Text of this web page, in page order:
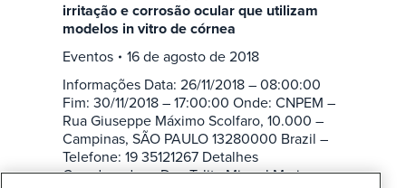
irritação e corrosão ocular que utilizam
modelos in vitro de córnea
Eventos
16 de agosto de 2018
Informações Data: 26/11/2018 – 08:00:00
Fim: 30/11/2018 – 17:00:00 Onde: CNPEM –
Rua Giuseppe Máximo Scolfaro, 10.000 –
Campinas, SÃO PAULO 13280000 Brazil –
Telefone: 19 35121267 Detalhes
Coordenadora: Dra. Talita Miguel Marin